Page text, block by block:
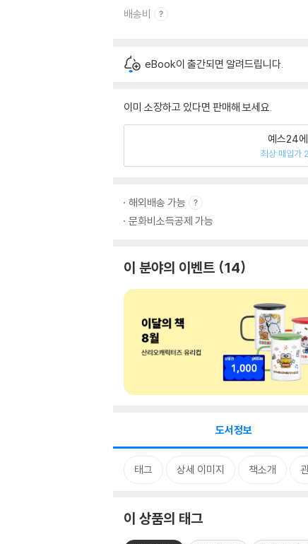
배송비
eBook이 출간되면 알려드립니다.
이미 소장하고 있다면 판매해 보세요.
예스24
최상 매입가
해외배송 가능
문화비소득공제 가능
이 분야의 이벤트 14
도서정보
태그 상세 이미지 책소개
이 상품의 태그